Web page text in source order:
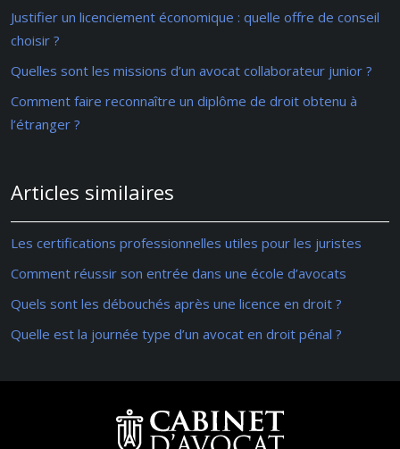
Justifier un licenciement économique : quelle offre de conseil
choisir ?
Quelles sont les missions d’un avocat collaborateur junior ?
Comment faire reconnaître un diplôme de droit obtenu à
l’étranger ?
Articles similaires
Les certifications professionnelles utiles pour les juristes
Comment réussir son entrée dans une école d’avocats
Quels sont les débouchés après une licence en droit ?
Quelle est la journée type d’un avocat en droit pénal ?